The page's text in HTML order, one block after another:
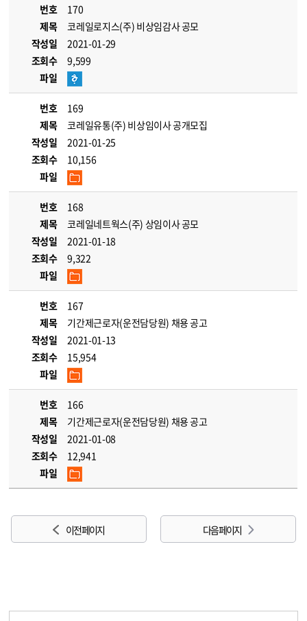
번호
170
제목
코레일로지스(주) 비상임감사 공모
작성일
2021-01-29
조회수
9,599
파일
번호
169
제목
코레일유통(주) 비상임이사 공개모집
작성일
2021-01-25
조회수
10,156
파일
번호
168
제목
코레일네트웍스(주) 상임이사 공모
작성일
2021-01-18
조회수
9,322
파일
번호
167
제목
기간제근로자(운전담당원) 채용 공고
작성일
2021-01-13
조회수
15,954
파일
번호
166
제목
기간제근로자(운전담당원) 채용 공고
작성일
2021-01-08
조회수
12,941
파일
이전 페이지 다음 페이지